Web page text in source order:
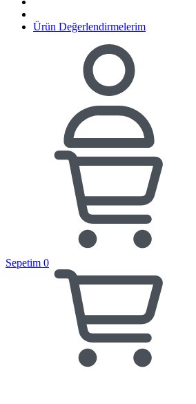
Ürün Değerlendirmelerim
Sepetim 0